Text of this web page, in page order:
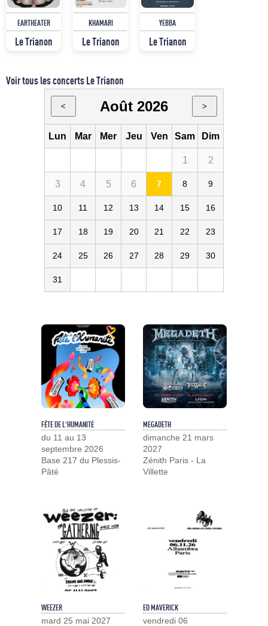
EARTHEATER
Le Trianon
KHAMARI
Le Trianon
YEBBA
Le Trianon
Voir tous les concerts Le Trianon
< Août 2026 >
Lun Mar Mer Jeu Ven Sam Dim
1 2
3 4 5 6 7 8 9
10 11 12 13 14 15 16
17 18 19 20 21 22 23
24 25 26 27 28 29 30
31
FÊTE DE L'HUMANITÉ
du 11 au 13
septembre 2026
Base 217 du Plessis-
Pâté
MEGADETH
dimanche 21 mars
2027
Zénith Paris - La
Villette
WEEZER
mard 25 mai 2027
ED MAVERICK
vendredi 06